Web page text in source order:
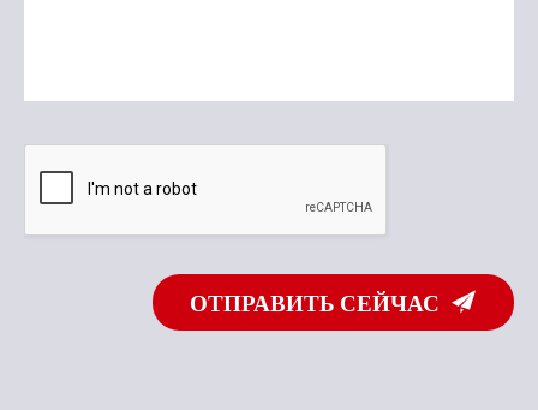
ОТПРАВИТЬ СЕЙЧАС